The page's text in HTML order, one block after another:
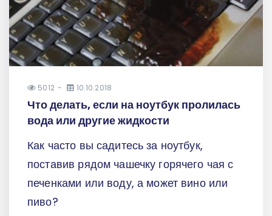
5012 10.10.2018
Что делать, если на ноутбук пролилась
вода или другие жидкости
Как часто вы садитесь за ноутбук,
поставив рядом чашечку горячего чая с
печенками или воду, а может вино или
пиво?